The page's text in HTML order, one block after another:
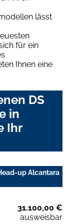
lässt
für ein
Ihnen eine
DS
in
Ihr
up Alcantara
31.100,00 €
ausweisbar